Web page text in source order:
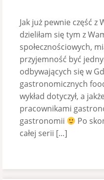
Jak już pewnie część z
dzieliłam się tym z
społecznościowych,
przyjemność być
odbywających się w
gastronomicznych
wykład dotyczył, a
pracownikami
gastronomii
Po
całej serii […]